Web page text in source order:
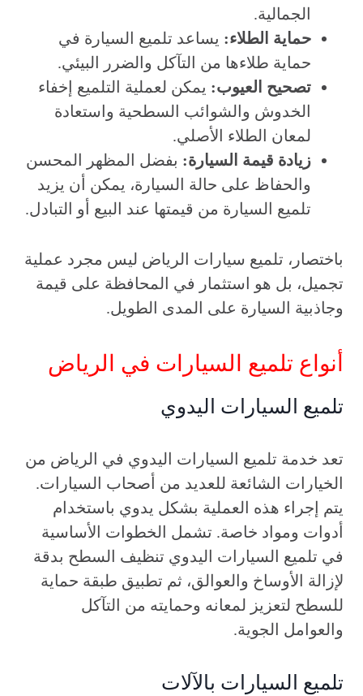
الجمالية.
حماية الطلاء: يساعد تلميع السيارة في
حماية طلاءها من التآكل والضرر البيئي.
تصحيح العيوب: يمكن لعملية التلميع إخفاء
الخدوش والشوائب السطحية واستعادة
لمعان الطلاء الأصلي.
زيادة قيمة السيارة: بفضل المظهر المحسن
والحفاظ على حالة السيارة، يمكن أن يزيد
تلميع السيارة من قيمتها عند البيع أو التبادل.
باختصار، تلميع سيارات الرياض ليس مجرد عملية
تجميل، بل هو استثمار في المحافظة على قيمة
وجاذبية السيارة على المدى الطويل.
أنواع تلميع السيارات في الرياض
تلميع السيارات اليدوي
تعد خدمة تلميع السيارات اليدوي في الرياض من
الخيارات الشائعة للعديد من أصحاب السيارات.
يتم إجراء هذه العملية بشكل يدوي باستخدام
أدوات ومواد خاصة. تشمل الخطوات الأساسية
في تلميع السيارات اليدوي تنظيف السطح بدقة
لإزالة الأوساخ والعوالق، ثم تطبيق طبقة حماية
للسطح لتعزيز لمعانه وحمايته من التآكل
والعوامل الجوية.
تلميع السيارات بالآلات